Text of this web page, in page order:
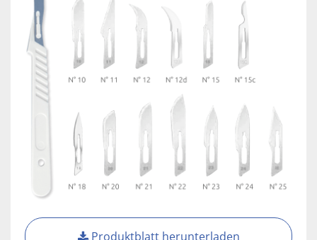
Produktblatt herunterladen